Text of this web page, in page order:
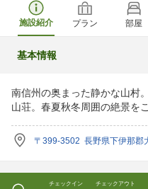
施設紹介 プラン 部屋
基本情報
南信州の奥まった静かな山村
山荘。春夏秋冬周囲の絶景を
〒399-3502 長野県下伊那郡
チェックイン チェックアウト